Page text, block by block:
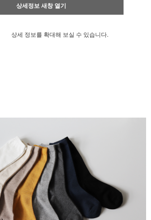
상세정보 새창 열기
상세 정보를 확대해 보실 수 있습니다.